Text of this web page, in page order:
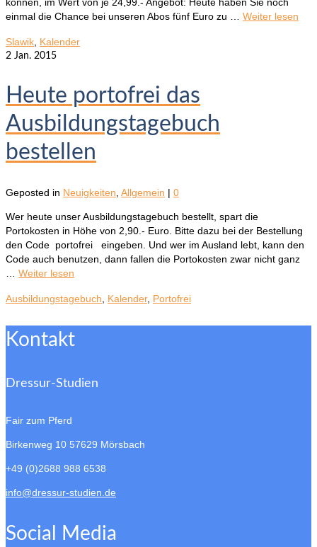
einmal die Chance bei unseren Abos fünf Euro zu … Weiter lesen
Slawik Kalender
2 Jan. 2015
Heute portofrei das
Ausbildungstagebuch
bestellen
Geposted in Neuigkeiten Allgemein | 0
Wer heute unser Ausbildungstagebuch bestellt, spart die
Portokosten in Höhe von 2,90.- Euro. Bitte dazu bei der Bestellung
den Code portofrei eingeben. Und wer im Ausland lebt, kann den
Code auch benutzen, dann fallen die Portokosten zwar nicht ganz
Weiter lesen
Ausbildungstagebuch Kalender, Portofrei
Kontakt
Dressur-Studien
Fair zum Pferd
Birkenweg 10 57629 Mörsbach
+49 (0)2688 988 6538
info@dressur-studien.de
Social Media